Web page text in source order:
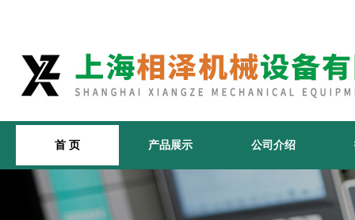
首 页 产品展示 公司介绍